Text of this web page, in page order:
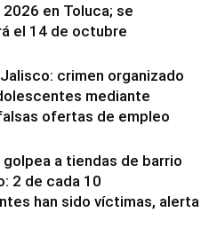
en Toluca; se
el 14 de octubre
crimen organizado
mediante
ofertas de empleo
a tiendas de barrio
2 de cada 10
han sido víctimas, alerta